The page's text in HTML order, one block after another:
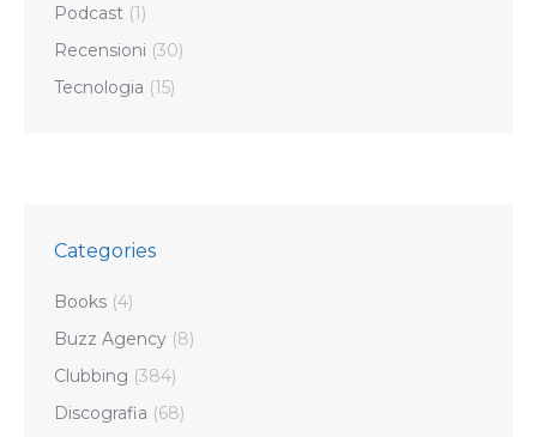
Podcast (1)
Recensioni (30)
Tecnologia (15)
Categories
Books (4)
Buzz Agency (8)
Clubbing (384)
Discografia (68)